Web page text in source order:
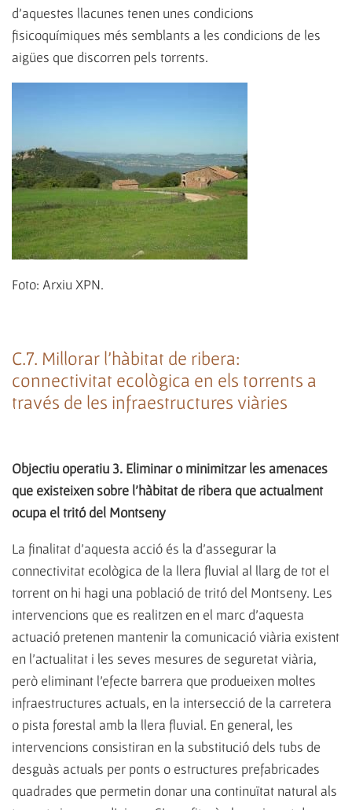
d'aquestes llacunes tenen unes condicions
fisicoquímiques més semblants a les condicions de les
aigües que discorren pels torrents.
Foto: Arxiu XPN.
C.7. Millorar l'hàbitat de ribera:
connectivitat ecològica en els torrents a
través de les infraestructures viàries
Objectiu operatiu 3. Eliminar o minimitzar les amenaces
que existeixen sobre l'hàbitat de ribera que actualment
ocupa el tritó del Montseny
La finalitat d'aquesta acció és la d'assegurar la
connectivitat ecològica de la llera fluvial al llarg de tot el
torrent on hi hagi una població de tritó del Montseny. Les
intervencions que es realitzen en el marc d'aquesta
actuació pretenen mantenir la comunicació viària existent
en l'actualitat i les seves mesures de seguretat viària,
però eliminant l'efecte barrera que produeixen moltes
infraestructures actuals, en la intersecció de la carretera
o pista forestal amb la llera fluvial. En general, les
intervencions consistiran en la substitució dels tubs de
desguàs actuals per ponts o estructures prefabricades
quadrades que permetin donar una continuïtat natural als